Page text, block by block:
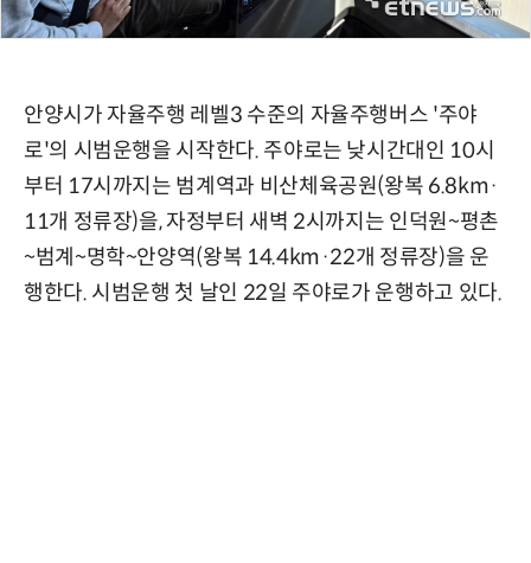
안양시가 자율주행 레벨3 수준의 자율주행버스 '주야
로'의 시범운행을 시작한다. 주야로는 낮시간대인 10시
부터 17시까지는 범계역과 비산체육공원(왕복 6.8km·
11개 정류장)을, 자정부터 새벽 2시까지는 인덕원~평촌
~범계~명학~안양역(왕복 14.4km·22개 정류장)을 운
행한다. 시범운행 첫 날인 22일 주야로가 운행하고 있다.